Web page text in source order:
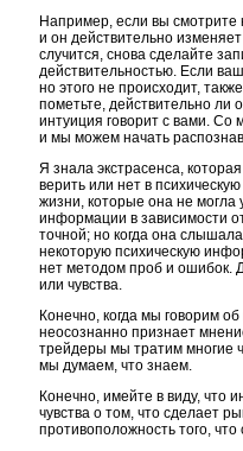
Например, если вы смотрите
и он действительно
случится, снова сделайте
действительностью. Если
но этого не происходит,
пометьте, действительно ли
интуиция говорит с вами. Со
и мы можем начать
Я знала экстрасенса,
верить или нет в
жизни, которые она не могла
информации в зависимости
точной; но когда она
некоторую психическую
нет методом проб и ошибок.
или чувства.
Конечно, когда мы говорим
неосознанно признает
трейдеры мы тратим многие
мы думаем, что знаем.
Конечно, имейте в виду, что
чувства о том, что сделает
противоположность того,